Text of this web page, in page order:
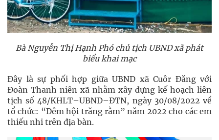
Bà Nguyễn Thị Hạnh Phó chủ tịch UBND xã phát
biểu khai mạc
Đây là sự phối hợp giữa UBND xã Cuôr Đăng với
Đoàn Thanh niên xã nhằm xây dựng kế hoạch liên
tịch số 48/KHLT–UBND–ĐTN, ngày 30/08/2022 về
tổ chức: “Đêm hội trăng rằm” năm 2022 cho các em
thiếu nhi trên địa bàn.